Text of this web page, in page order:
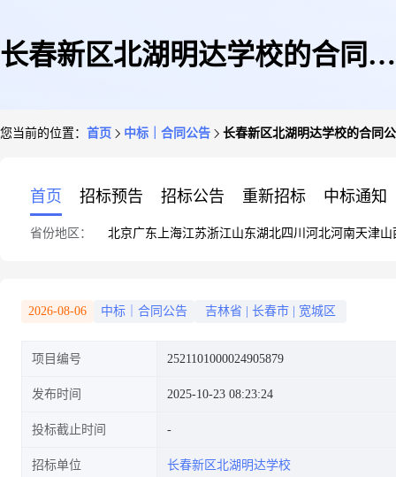
长春新区北湖明达学校的合同公
您当前的位置： 首页 中标｜合同公告 长春新区北湖明达学校的合同
首页 招标预告 招标公告 重新招标 中标通知
省份地区： 北京广东 上海江苏浙江山东湖北四川 河北河南天津山
2026-08-06 中标｜合同公告 吉林省 长春市 宽城区
项目编号 2521101000024905879
发布时间 2025-10-23 08:23:24
投标截止时间
招标单位 长春新区北湖明达学校